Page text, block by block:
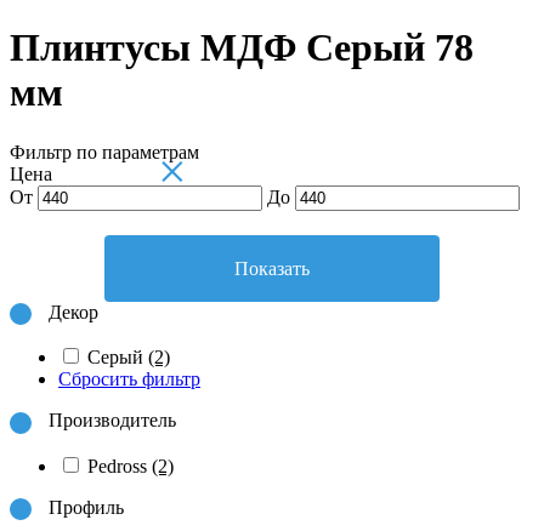
Плинтусы МДФ Серый 78
мм
Фильтр по параметрам
×
Цена
От
До
Показать
Декор
Серый (2)
Сбросить фильтр
Производитель
Pedross (2)
Профиль